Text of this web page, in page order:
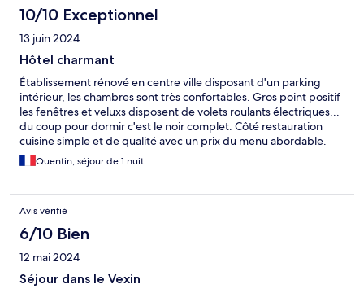
10/10 Exceptionnel
13 juin 2024
Hôtel charmant
Établissement rénové en centre ville disposant d'un parking
intérieur, les chambres sont très confortables. Gros point positif
les fenêtres et veluxs disposent de volets roulants électriques...
du coup pour dormir c'est le noir complet. Côté restauration
cuisine simple et de qualité avec un prix du menu abordable.
L'équipe est charmante et dynamique. Je recommande cet
établissement vivement.
Quentin, séjour de 1 nuit
Avis vérifié
6/10 Bien
12 mai 2024
Séjour dans le Vexin